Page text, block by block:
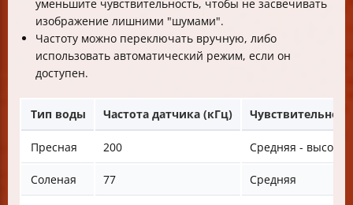
уменьшите чувствительность, чтобы не засвечивать
изображение лишними "шумами".
Частоту можно переключать вручную, либо
использовать автоматический режим, если он
доступен.
Тип воды Частота датчика (кГц)
Пресная 200 Средняя - высокая
Соленая 77 Средняя